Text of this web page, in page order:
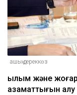
ашық дереккөз
Ғылым және
азаматтығын алу